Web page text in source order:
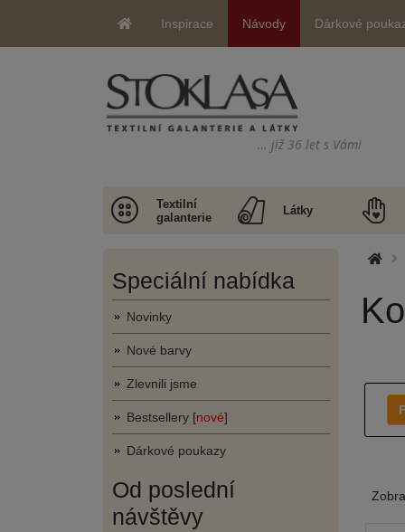
Inspirace Návody Dárkové
… již 36 let s Vámi
Textilní
galanterie
Látky
Speciální nabídka
Novinky
Nové barvy
Zlevnili jsme
Bestsellery [nové]
Dárkové poukazy
Od poslední
návštěvy